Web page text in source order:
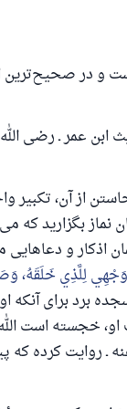
و در صحیح‌ترین
ابن عمر ـ رضی
از آن،
بگزارید که
در سجدهٔ تلاوت همان
لِلَّذِي خَلَقَهُ،
برد برای آنکه
او، خجسته است
از علی ـ رضی الله عنه ـ
جواب» را
دهنده‌اش را خواهد